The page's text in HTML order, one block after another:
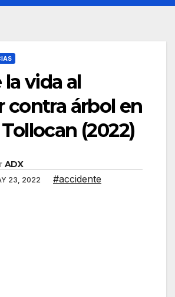
la vida al
contra árbol en
(2022)
ADX
23, 2022 #accidente